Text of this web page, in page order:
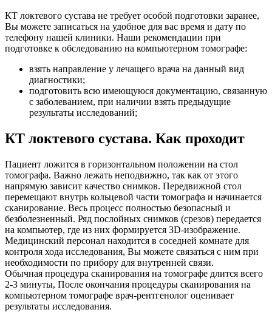
КТ локтевого сустава не требует особой подготовки заранее,
Вы можете записаться на удобное для вас время и дату по
телефону нашей клиники. Наши рекомендации при
подготовке к обследованию на компьютерном томографе:
взять направление у лечащего врача на данный вид
диагностики;
подготовить всю имеющуюся документацию, связанную
с заболеванием, при наличии взять предыдущие
результаты исследований;
КТ локтевого сустава. Как проходит
Пациент ложится в горизонтальном положении на стол
томографа. Важно лежать неподвижно, так как от этого
напрямую зависит качество снимков. Передвижной стол
перемещают внутрь кольцевой части томографа и начинается
сканирование. Весь процесс полностью безопасный и
безболезненный. Ряд послойных снимков (срезов) передается
на компьютер, где из них формируется 3D-изображение.
Медицинский персонал находится в соседней комнате для
контроля хода исследования, Вы можете связаться с ним при
необходимости по прибору для внутренней связи.
Обычная процедура сканирования на томографе длится всего
2-3 минуты, После окончания процедуры сканирования на
компьютерном томографе врач-рентгенолог оценивает
результаты исследования.